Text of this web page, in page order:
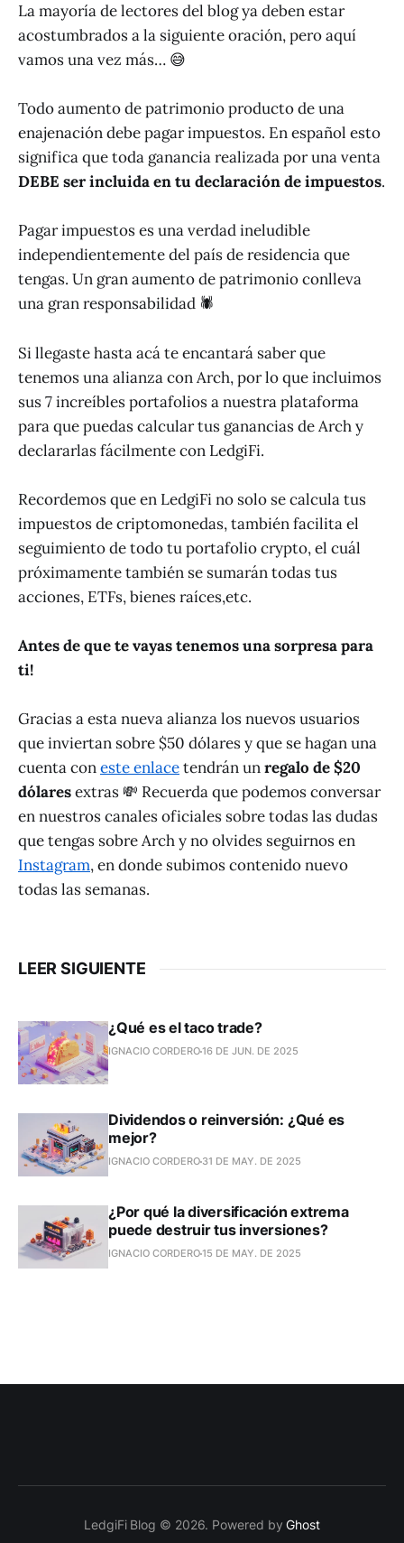
La mayoría de lectores del blog ya deben estar
acostumbrados a la siguiente oración, pero aquí
vamos una vez más… 😅
Todo aumento de patrimonio producto de una
enajenación debe pagar impuestos. En español esto
significa que toda ganancia realizada por una venta
DEBE ser incluida en tu declaración de impuestos.
Pagar impuestos es una verdad ineludible
independientemente del país de residencia que
tengas. Un gran aumento de patrimonio conlleva
una gran responsabilidad 🕷️
Si llegaste hasta acá te encantará saber que
tenemos una alianza con Arch, por lo que incluimos
sus 7 increíbles portafolios a nuestra plataforma
para que puedas calcular tus ganancias de Arch y
declararlas fácilmente con LedgiFi.
Recordemos que en LedgiFi no solo se calcula tus
impuestos de criptomonedas, también facilita el
seguimiento de todo tu portafolio crypto, el cuál
próximamente también se sumarán todas tus
acciones, ETFs, bienes raíces,etc.
Antes de que te vayas tenemos una sorpresa para
ti!
Gracias a esta nueva alianza los nuevos usuarios
que inviertan sobre $50 dólares y que se hagan una
cuenta coneste enlacetendrán unregalo de $20
dólaresextras 💸 Recuerda que podemos conversar
en nuestros canales oficiales sobre todas las dudas
que tengas sobre Arch y no olvides seguirnos en
Instagram, en donde subimos contenido nuevo
todas las semanas.
LEER SIGUIENTE
¿Qué es el taco trade?
IGNACIO CORDERO16 DE JUN. DE 2025
Dividendos o reinversión: ¿Qué es
mejor?
IGNACIO CORDERO 31 DE MAY. DE 2025
¿Por qué la diversificación extrema
puede destruir tus inversiones?
IGNACIO CORDERO15 DE MAY. DE 2025
LedgiFi Blog © 2026. Powered byGhost